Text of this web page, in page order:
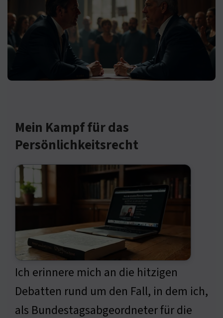
Mein Kampf für das
Persönlichkeitsrecht
Ich erinnere mich an die hitzigen
Debatten rund um den Fall, in dem ich,
als Bundestagsabgeordneter für die